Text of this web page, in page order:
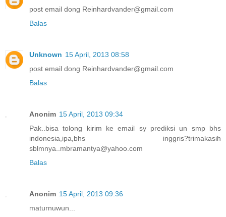
post email dong Reinhardvander@gmail.com
Balas
Unknown 15 April, 2013 08:58
post email dong Reinhardvander@gmail.com
Balas
Anonim 15 April, 2013 09:34
Pak..bisa tolong kirim ke email sy prediksi un smp bhs
indonesia,ipa,bhs inggris?trimakasih
sblmnya..mbramantya@yahoo.com
Balas
Anonim 15 April, 2013 09:36
maturnuwun...